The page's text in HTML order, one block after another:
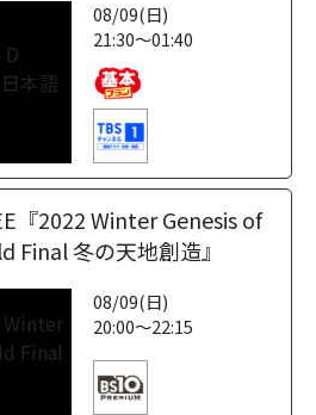
08/09(日)
21:30～01:40
『2022 Winter Genesis of
Final 冬の天地創造』
08/09(日)
20:00～22:15